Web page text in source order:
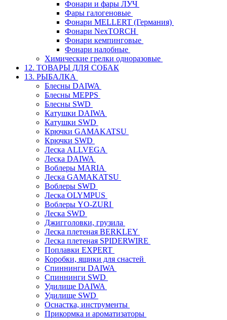
Фонари и фары ЛУЧ
Фары галогеновые
Фонари MELLERT (Германия)
Фонари NexTORCH
Фонари кемпинговые
Фонари налобные
Химические грелки одноразовые
12. ТОВАРЫ ДЛЯ СОБАК
13. РЫБАЛКА
Блесны DAIWA
Блесны MEPPS
Блесны SWD
Катушки DAIWA
Катушки SWD
Крючки GAMAKATSU
Крючки SWD
Леска ALLVEGA
Леска DAIWA
Воблеры MARIA
Леска GAMAKATSU
Воблеры SWD
Леска OLYMPUS
Воблеры YO-ZURI
Леска SWD
Джигголовки, грузила
Леска плетеная BERKLEY
Леска плетеная SPIDERWIRE
Поплавки EXPERT
Коробки, ящики для снастей
Спиннинги DAIWA
Спиннинги SWD
Удилище DAIWA
Удилище SWD
Оснастка, инструменты
Прикормка и ароматизаторы